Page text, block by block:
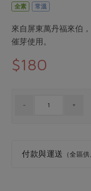
日用品
養身食補
傳到心坎裡，誠心又
綠主張月刊
典藏閱覽室
最新消息
媒體報導
下載專區
全素 常溫
來自屏東萬丹福來伯
催芽使用。
$180
付款與運送 （全區